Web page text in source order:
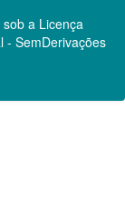
a Licença
- SemDerivações